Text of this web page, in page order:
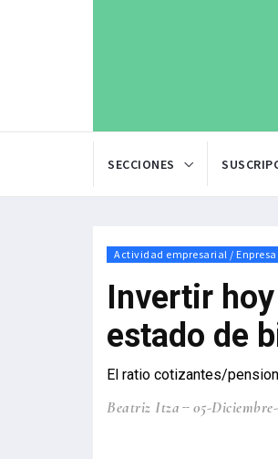
SECCIONES
Actividad empresarial /
Invertir
estado de
El ratio cotizantes/
Beatriz Itza 05-